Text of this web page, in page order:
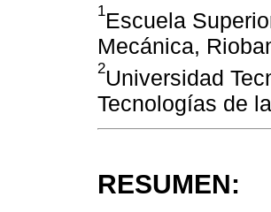
1Escuela
Mecánica,
2Universidad
Tecnologías de
RESUMEN: